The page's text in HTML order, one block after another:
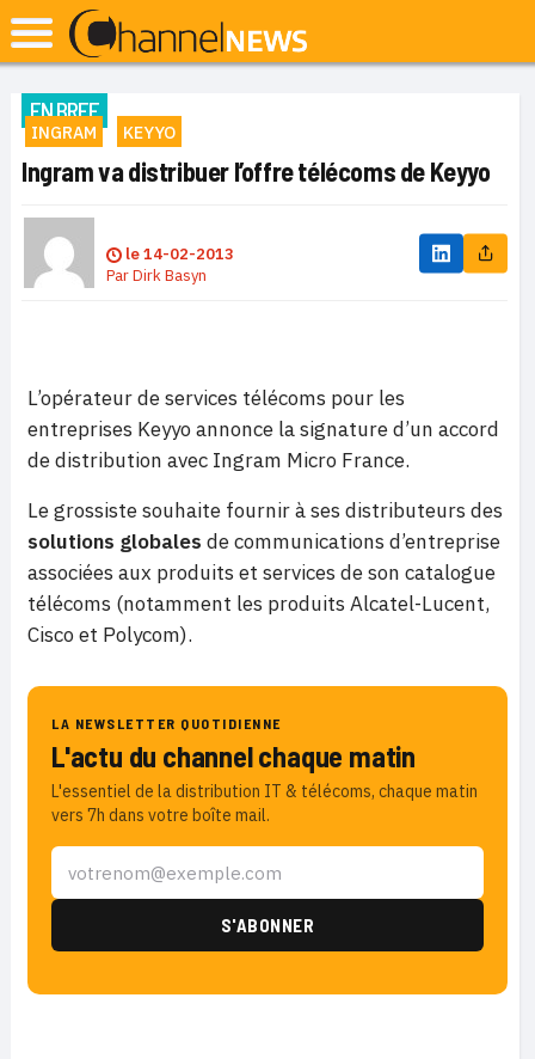
EN BREF
INGRAM KEYYO
Ingram va distribuer l’offre télécoms de Keyyo
le14-02-2013
ParDirk Basyn
L’opérateur de services télécoms pour les
entreprises Keyyo annonce la signature d’un accord
de distribution avec Ingram Micro France.
Le grossiste souhaite fournir à ses distributeurs des
solutions globales de communications d’entreprise
associées aux produits et services de son catalogue
télécoms (notamment les produits Alcatel-Lucent,
Cisco et Polycom).
LA NEWSLETTER QUOTIDIENNE
L'actu du channel chaque matin
L'essentiel de la distribution IT & télécoms, chaque matin
vers 7h dans votre boîte mail.